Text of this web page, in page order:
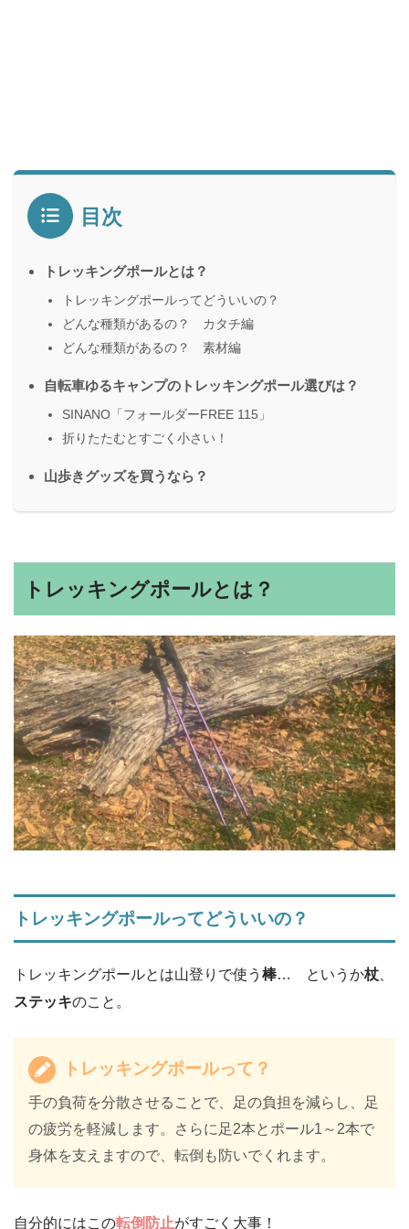
目次
トレッキングポールとは？
トレッキングポールってどういいの？
どんな種類があるの？ カタチ編
どんな種類があるの？ 素材編
自転車ゆるキャンプのトレッキングポール選びは？
SINANO「フォールダーFREE 115」
折りたたむとすごく小さい！
山歩きグッズを買うなら？
トレッキングポールとは？
トレッキングポールってどういいの？
トレッキングポールとは山登りで使う 棒… というか杖
ステッキのこと。
トレッキングポールって？
手の負荷を分散させることで、足の負担を減らし、足
の疲労を軽減します。さらに足2本とポール1～2本で
身体を支えますので、転倒も防いでくれます。
自分的にはこの転倒防止がすごく大事！